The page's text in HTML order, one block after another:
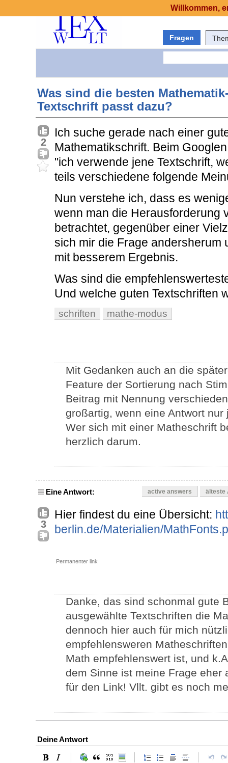
Fragen
Was sind die besten
Textschrift passt dazu?
2
Ich suche gerade nach einer
Mathematikschrift. Beim
"ich verwende jene Textschrift,
teils verschiedene folgende
Nun verstehe ich, dass es
wenn man die Herausforderung
betrachtet, gegenüber einer
sich mir die Frage andersherum
mit besserem Ergebnis.
Was sind die
Und welche guten Textschriften
schriften mathe-modus
Mit Gedanken auch an die
Feature der Sortierung nach
Beitrag mit Nennung
großartig, wenn eine Antwort
Wer sich mit einer Matheschrift
herzlich darum.
Eine Antwort: active answers älteste
3
Hier findest du eine Übersicht:
berlin.de/Materialien/
Permanenter link
Danke, das sind schonmal gute
ausgewählte Textschriften die
dennoch hier auch für mich
empfehlensweren
Math empfehlenswert ist, und
dem Sinne ist meine Frage
für den Link! Vllt. gibt es noch
Deine Antwort
Willkommen,